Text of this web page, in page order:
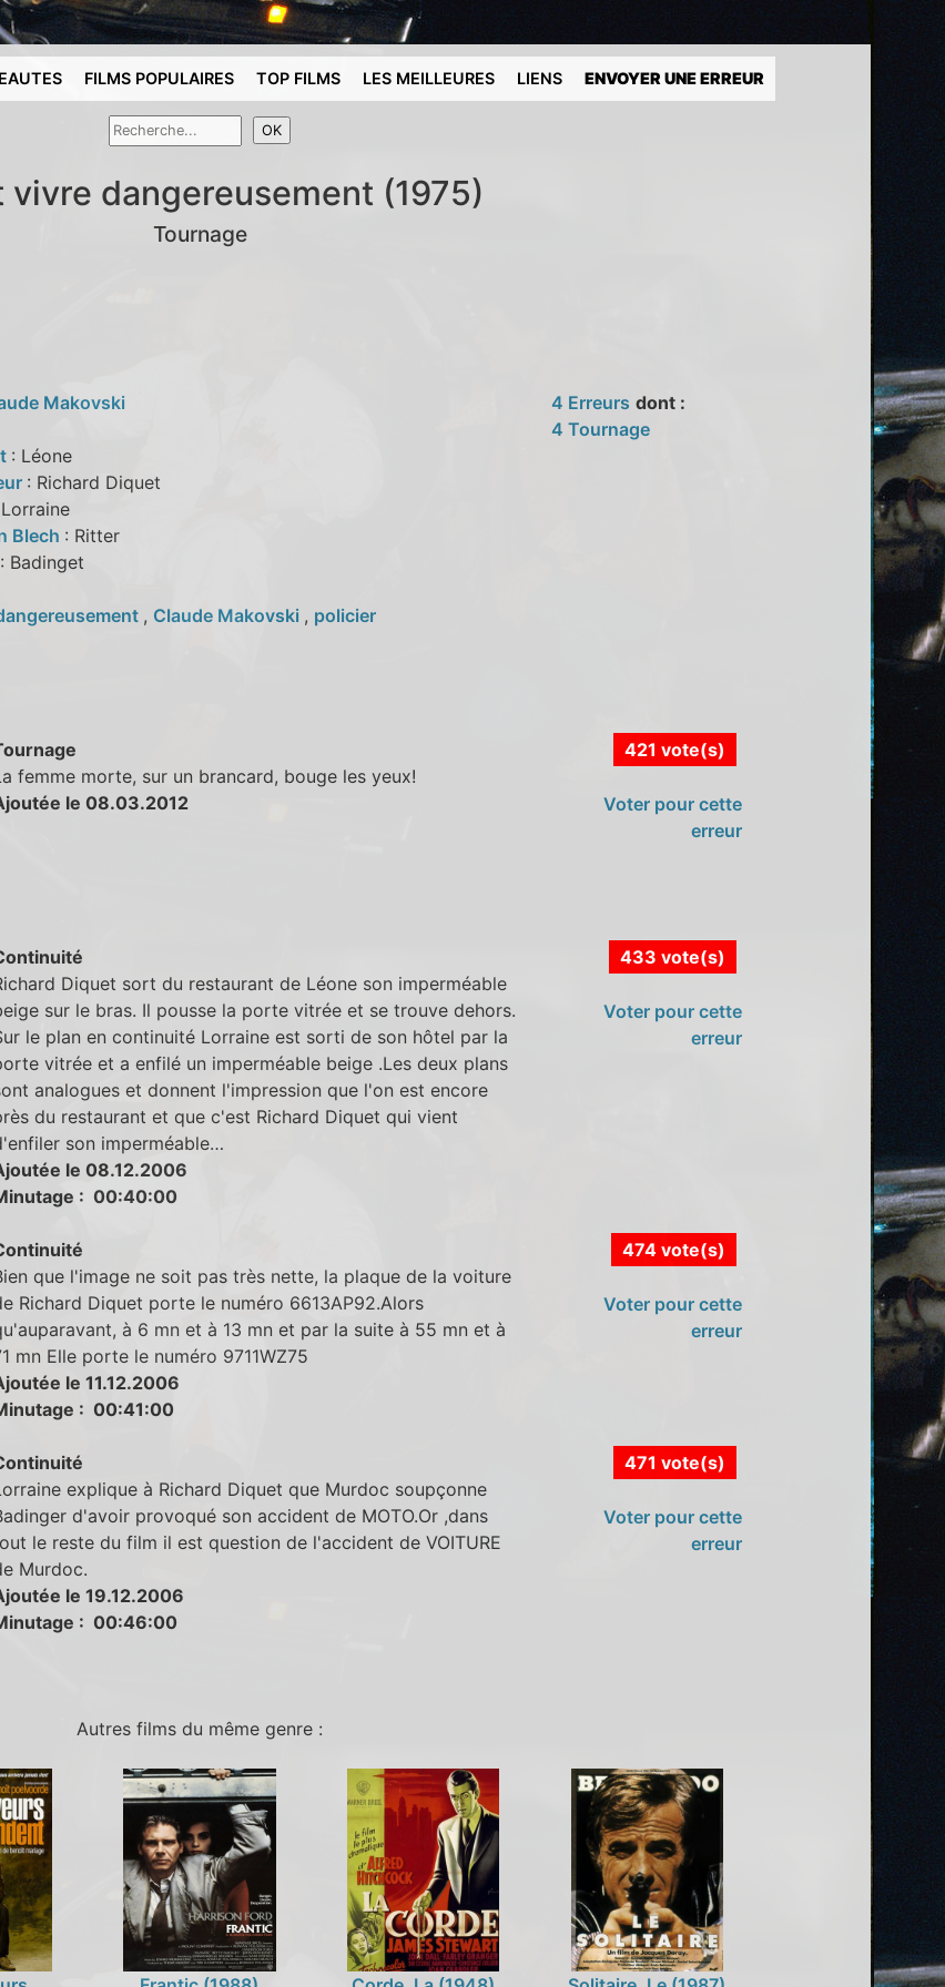
FILMS POPULAIRES TOP FILMS LES MEILLEURES LIENS ENVOYER UNE ERREUR
vivre dangereusement (1975)
Tournage
Makovski
: Léone
: Richard Diquet
Blech : Ritter
: Badinget
, Claude Makovski , policier
4 Erreurs dont :
4 Tournage
femme morte, sur un brancard, bouge les yeux!
le 08.03.2012
421 vote(s)
Voter pour cette
erreur
Diquet sort du restaurant de Léone son imperméable
sur le bras. Il pousse la porte vitrée et se trouve dehors.
le plan en continuité Lorraine est sorti de son hôtel par la
vitrée et a enfilé un imperméable beige .Les deux plans
analogues et donnent l'impression que l'on est encore
du restaurant et que c'est Richard Diquet qui vient
son imperméable…
le 08.12.2006
: 00:40:00
433 vote(s)
Voter pour cette
erreur
que l'image ne soit pas très nette, la plaque de la voiture
Richard Diquet porte le numéro 6613AP92.Alors
à 6 mn et à 13 mn et par la suite à 55 mn et à
mn Elle porte le numéro 9711WZ75
le 11.12.2006
: 00:41:00
474 vote(s)
Voter pour cette
erreur
explique à Richard Diquet que Murdoc soupçonne
d'avoir provoqué son accident de MOTO.Or ,dans
le reste du film il est question de l'accident de VOITURE
Murdoc.
le 19.12.2006
: 00:46:00
471 vote(s)
Voter pour cette
erreur
Autres films du même genre :